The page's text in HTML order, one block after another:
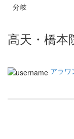
分岐
高天・橋本
アラワ